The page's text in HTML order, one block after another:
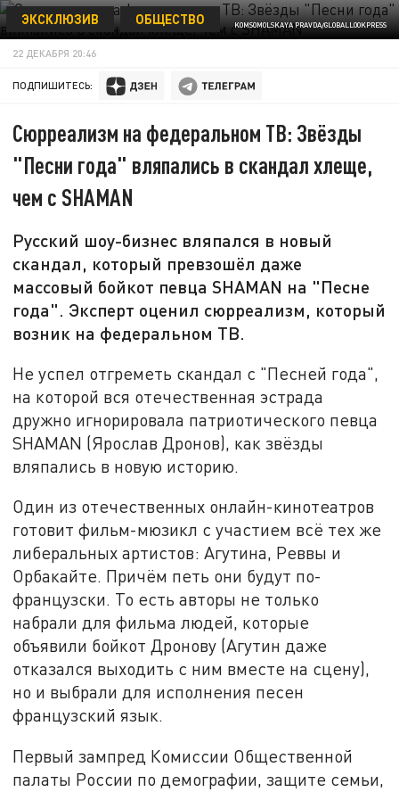
KOMSOMOLSKAYA PRAVDA/GLOBALLOOKPRESS
ЭКСКЛЮЗИВ ОБЩЕСТВО
22 ДЕКАБРЯ 20:46
ПОДПИШИТЕСЬ:
Сюрреализм на федеральном ТВ: Звёзды
"Песни года" вляпались в скандал хлеще,
чем с SHAMAN
Русский шоу-бизнес вляпался в новый
скандал, который превзошёл даже
массовый бойкот певца SHAMAN на "Песне
года". Эксперт оценил сюрреализм, который
возник на федеральном ТВ.
Не успел отгреметь скандал с "Песней года",
на которой вся отечественная эстрада
дружно игнорировала патриотического певца
SHAMAN (Ярослав Дронов), как звёзды
вляпались в новую историю.
Один из отечественных онлайн-кинотеатров
готовит фильм-мюзикл с участием всё тех же
либеральных артистов: Агутина, Реввы и
Орбакайте. Причём петь они будут по-
французски. То есть авторы не только
набрали для фильма людей, которые
объявили бойкот Дронову (Агутин даже
отказался выходить с ним вместе на сцену),
но и выбрали для исполнения песен
французский язык.
Первый зампред Комиссии Общественной
палаты России по демографии, защите семьи,